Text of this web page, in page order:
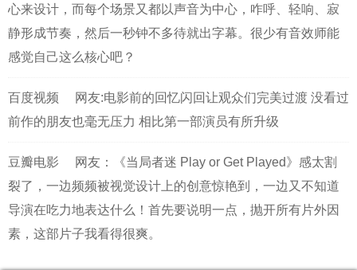
心来设计，而每个场景又都以声音为中心，咋呼、轻响、寂
静形成节奏，然后一秒钟不多待就出字幕。很少有音效师能
感觉自己这么核心吧？
百度视频
网友:电影前的回忆闪回让观众们完美过渡 没看过
前作的朋友也毫无压力 相比第一部演员有所升级
豆瓣电影
网友：《当局者迷 Play or Get Played》感太割
裂了，一边频频被视觉设计上的创意惊艳到，一边又不知道
导演在吃力地表达什么！首先要说明一点，抛开所有片外因
素，这部片子我看得很爽。